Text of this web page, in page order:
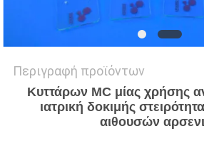
Περιγραφή προϊόντων
Κυττάρων MC μίας χρήσης
ιατρική δοκιμής
αιθουσών